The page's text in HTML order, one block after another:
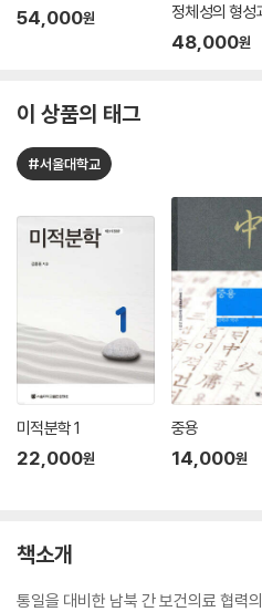
54,000원
정체성의 형성
48,000원
이 상품의 태그
#서울대학교
미적분학 1
22,000원
중용
14,000원
책소개
통일을 대비한 남북 간 보건의료 협력